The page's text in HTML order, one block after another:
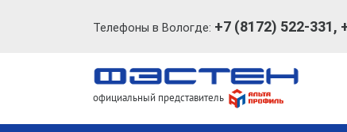
Телефоны в Вологде: +7 (8172) 522-331,
официальный представитель